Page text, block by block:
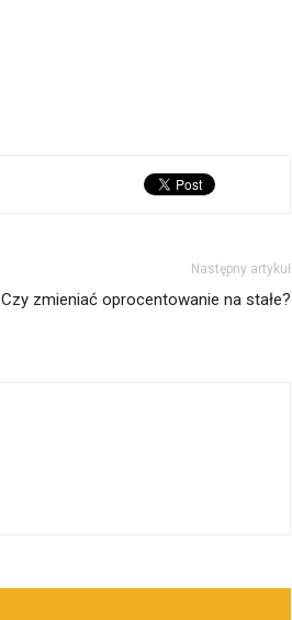
Następny artykuł
Czy zmieniać oprocentowanie na stałe?